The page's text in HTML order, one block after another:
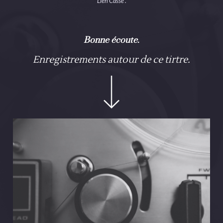
Bonne écoute.
Enregistrements autour de ce tirtre.